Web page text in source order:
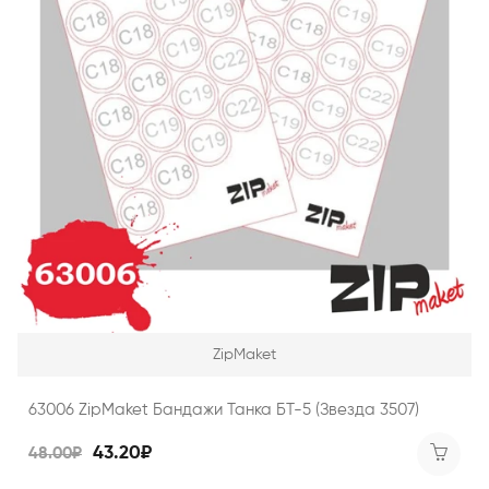
ZipMaket
63006 ZipMaket Бандажи Танка БТ-5 (Звезда 3507)
48.00₽ 43.20₽